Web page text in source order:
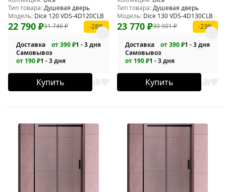
Тип товара:Душевая дверь
Модель: Dice 120 VDS-4D120CLB
31 746₽
22 790 ₽ -28%
Доставка от 390 ₽1 - 3 дня
Самовывоз
от 190 ₽1 - 3 дня
Купить
Тип товара:Душевая дверь
Модель: Dice 130 VDS-4D130CLB
30 901₽
23 770 ₽ -23%
Доставка от 390 ₽1 - 3 дня
Самовывоз
от 190 ₽1 - 3 дня
Купить